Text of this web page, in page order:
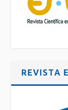
REVISTA